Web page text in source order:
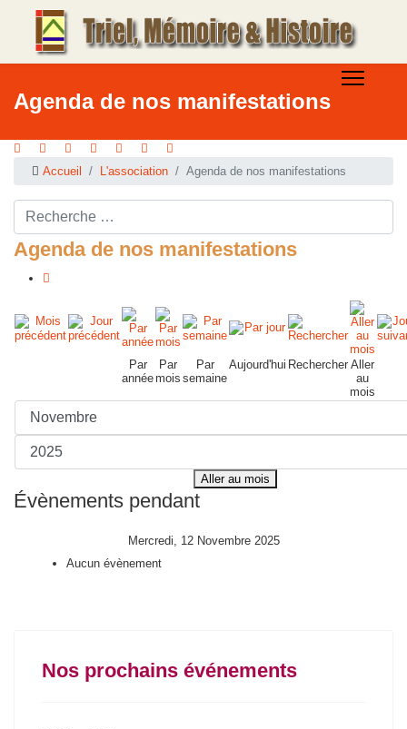
Agenda de nos manifestations
Accueil L'association Agenda de nos manifestations
Rechercher ...
Agenda de nos manifestations
Par
année
Par
mois
Par
semaine
Aujourd'hui Rechercher Aller
au
mois
Aller au mois
Évènements pendant
Mercredi, 12 Novembre 2025
Aucun évènement
Nos prochains événements